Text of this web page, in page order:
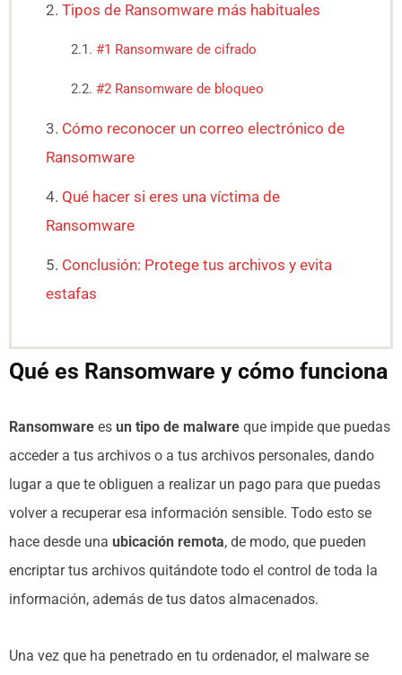
Tipos de Ransomware más habituales
#1 Ransomware de cifrado
#2 Ransomware de bloqueo
Cómo reconocer un correo electrónico de
Ransomware
Qué hacer si eres una víctima de
Ransomware
Conclusión: Protege tus archivos y evita
estafas
Qué es Ransomware y cómo funciona
Ransomware es un tipo de malware que impide que puedas
acceder a tus archivos o a tus archivos personales, dando
lugar a que te obliguen a realizar un pago para que puedas
volver a recuperar esa información sensible. Todo esto se
hace desde una ubicación remota, de modo, que pueden
encriptar tus archivos quitándote todo el control de toda la
información, además de tus datos almacenados.
Una vez que ha penetrado en tu ordenador, el malware se